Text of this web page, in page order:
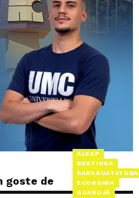
goste de
ALESP
BERTIOGA
CARAGUATATUBA
ECONOMIA
GUARUJÁ